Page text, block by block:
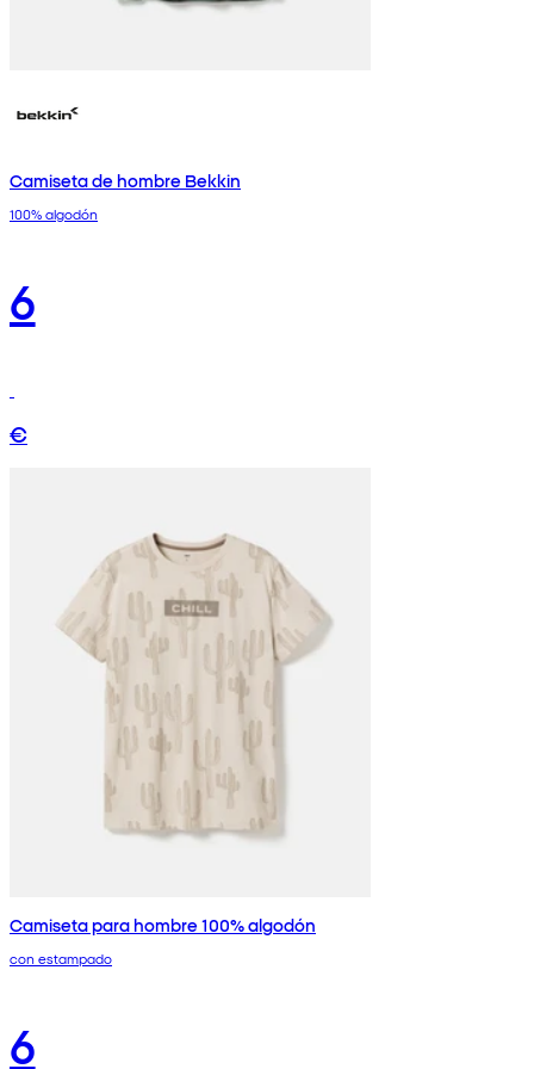
Camiseta de hombre Bekkin
100% algodón
6
€
Camiseta para hombre 100% algodón
con estampado
6